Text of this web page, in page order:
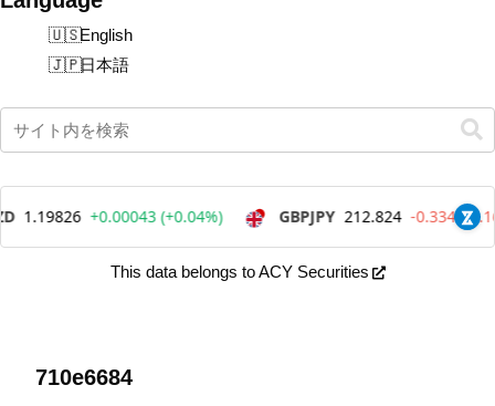
English
日本語
This data belongs to ACY Securities
710e6684